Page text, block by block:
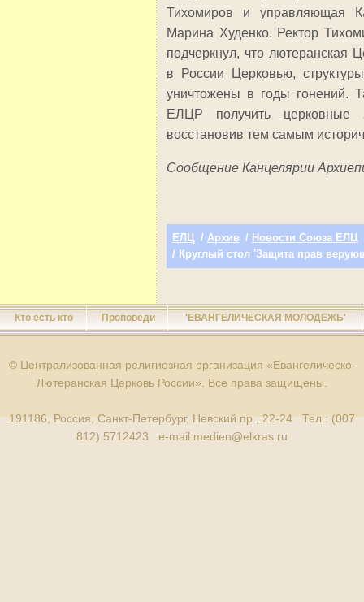
Тихомиров и управляющая
Марина Худенко. Ректор
подчеркнул, что лютеранская
в России Церковью,
уничтожены в годы гонений.
ЕЛЦР получить церковные
восстановив тем самым
Сообщение Канцелярии
ЕЛЦ / Архив / Новости Союза ЕЛЦ
/ Круглый стол 'Защита прав
Кто есть кто Проповеди 'ЕВАНГЕЛИЧЕСКАЯ МОЛОДЕЖЬ'
© Централизованная религиозная организация «Евангелическо-
Лютеранская Церковь России». Все права защищены.
191186, Россия, Санкт-Петербург, Невский пр., 22-24 Тел.: (007
812) 5712423 e-mail:medien@elkras.ru